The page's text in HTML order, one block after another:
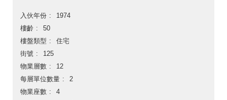
入伙年份
1974
樓齡
50
樓盤類型
住宅
街號
125
物業層數
12
每層單位數量
2
物業座數
4